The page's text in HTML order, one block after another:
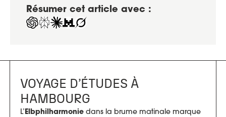
Résumer cet article avec :
VOYAGE D’ÉTUDES À
HAMBOURG
L’Elbphilharmonie dans la brume matinale marque